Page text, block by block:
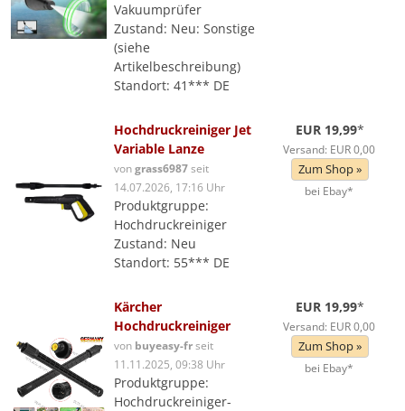
Vakuumprüfer
Zustand: Neu: Sonstige
(siehe
Artikelbeschreibung)
Standort: 41*** DE
Hochdruckreiniger Jet
Variable Lanze
vongrass6987seit
14.07.2026, 17:16 Uhr
Produktgruppe:
Hochdruckreiniger
Zustand: Neu
Standort: 55*** DE
EUR 19,99*
Versand: EUR 0,00
Zum Shop »
bei Ebay*
Kärcher
Hochdruckreiniger
von buyeasy-frseit
11.11.2025, 09:38 Uhr
Produktgruppe:
Hochdruckreiniger-
EUR 19,99*
Versand: EUR 0,00
Zum Shop »
bei Ebay*